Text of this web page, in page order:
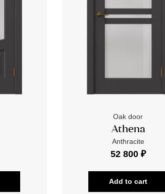
Oak door
Athena
Anthracite
52 800 ₽
Add to cart